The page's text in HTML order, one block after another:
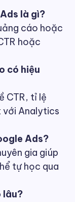
là gì?
cáo hoặc
hoặc
có hiệu
CTR, tỉ lệ
với Analytics
Ads?
gia giúp
tự học qua
lâu?